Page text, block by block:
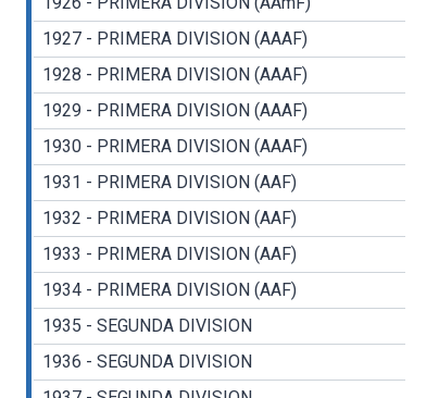
1927 - PRIMERA DIVISION (AAAF)
1928 - PRIMERA DIVISION (AAAF)
1929 - PRIMERA DIVISION (AAAF)
1930 - PRIMERA DIVISION (AAAF)
1931 - PRIMERA DIVISION (AAF)
1932 - PRIMERA DIVISION (AAF)
1933 - PRIMERA DIVISION (AAF)
1934 - PRIMERA DIVISION (AAF)
1935 - SEGUNDA DIVISION
1936 - SEGUNDA DIVISION